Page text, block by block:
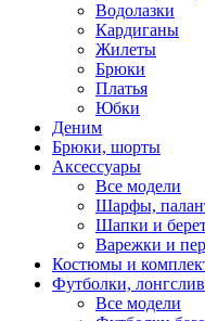
Водолазки
Кардиганы
Жилеты
Брюки
Платья
Юбки
Деним
Брюки, шорты
Аксессуары
Все модели
Шарфы,
Шапки и
Варежки и
Костюмы и
Футболки,
Все модели